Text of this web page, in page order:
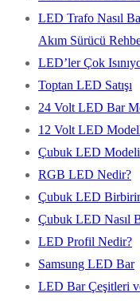
LED Trafo Nasıl
Akım Sürücü
LED’ler Çok
Toptan LED Satışı
24 Volt LED Bar
12 Volt LED
Çubuk LED
RGB LED Nedir?
Çubuk LED
Çubuk LED Nasıl
LED Profil Nedir?
Samsung LED Bar
LED Bar Çeşitleri